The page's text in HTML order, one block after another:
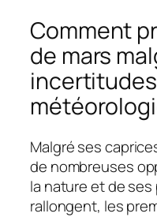
Comment
de mars
incertitudes
Malgré ses
de nombreuses
la nature et de ses
rallongent, les